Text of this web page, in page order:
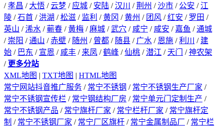
/孝昌 / 大悟 /云梦 / 应城 / 安陆 /汉川 /荆州 /沙市 / 公安 / 江
陵 /石首 / 洪湖 /松滋 / 监利 /黄冈 /黄州 / 团风 /红安 / 罗田 /
英山 /浠水 /蕲春 /黄梅 / 麻城 /武穴 / 咸宁 / 咸安 / 嘉鱼 /通城
/ 崇阳 /通山 /赤壁 / 随州 / 曾都 / 随县 / 广水 / 恩施 /利川 / 建
始 / 巴东 / 宣恩 / 咸丰 / 来凤 /鹤峰 /仙桃 /潜江 / 天门 /神农架
/ 更多分站
XML地图 | TXT地图 | HTML地图
常宁网站抖音推广服务 / 常宁不锈钢 / 常宁不锈钢生产厂家 /
常宁不锈钢宣传栏 / 常宁钢结构厂房 / 常宁单元门定制生产 /
常宁不锈钢产品 / 常宁旗杆厂家 / 常宁栏杆厂家 / 常宁旗杆定
制 / 常宁不锈钢厂家 / 常宁厂区旗杆 / 常宁金属制品厂 / 常宁栏